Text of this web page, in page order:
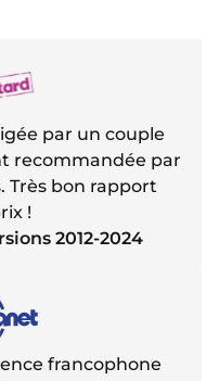
par un couple
recommandée par
Très bon rapport
!
2012-2024
francophone